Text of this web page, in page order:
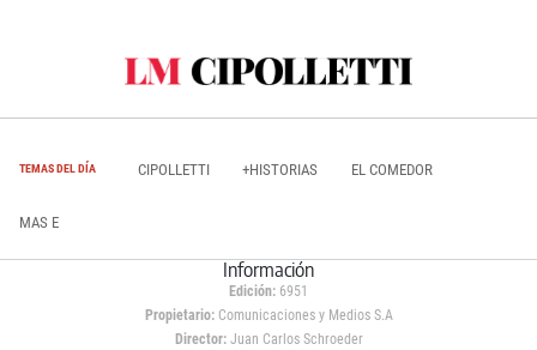
TEMAS DEL DÍA CIPOLLETTI +HISTORIAS EL COMEDOR
MAS E
Información
Edición: 6951
Propietario:Comunicaciones y Medios S.A
Director: Juan Carlos Schroeder